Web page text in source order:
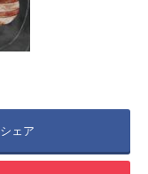
シェア